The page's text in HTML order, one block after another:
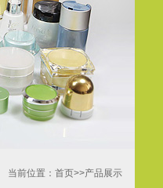
当前位置：首页>>产品展示